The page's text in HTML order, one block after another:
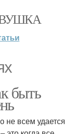
быть
не всем удается